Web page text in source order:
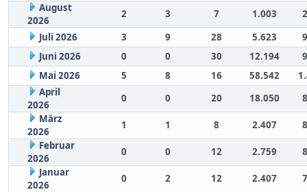
August
2026
2 3 7 1.003
Juli 2026
3 9 28 5.623
Juni 2026
0 0 30 12.194
Mai 2026
5 8 16 58.542
April
2026
0 0 20 18.050
März
2026
1 1 8 2.407
Februar
2026
0 0 12 2.759
Januar
2026
0 2 12 2.407